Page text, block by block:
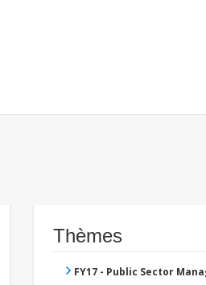
Thèmes
FY17 - Public Sector